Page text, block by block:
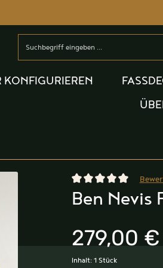
KONFIGURIEREN
Durchschnittliche
Ben Nevis
279,00 €
Inhalt:1 Stück